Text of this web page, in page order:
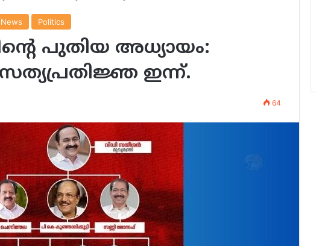
News Politics
പുതിയ അധ്യായം:
സത്യപ്രതിജ്ഞ ഇന്ന്.
64